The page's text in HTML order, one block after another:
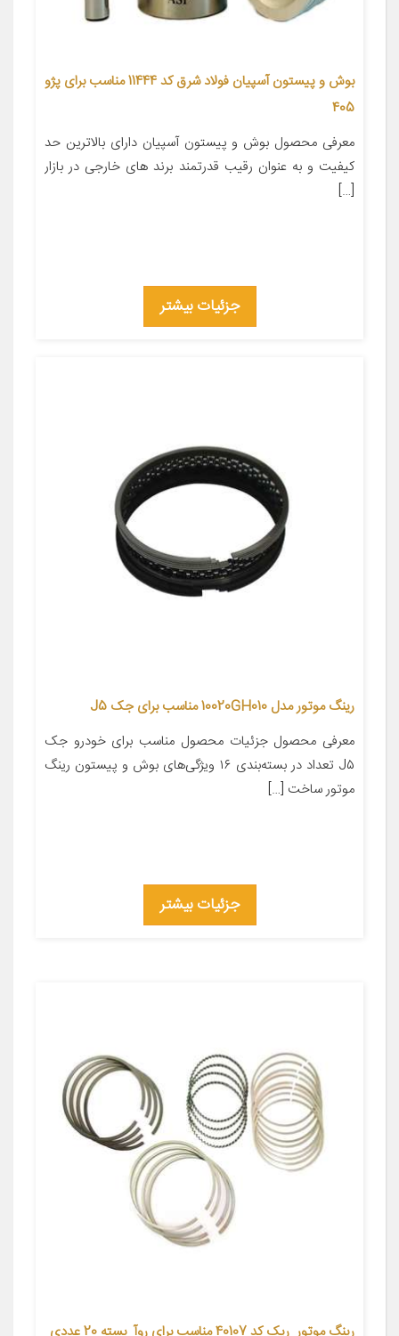
بوش و پیستون آسپیان فولاد شرق کد 11444 مناسب برای پژو
405
معرفی محصول بوش و پیستون آسپیان دارای بالاترین حد
کیفیت و به عنوان رقیب قدرتمند برند های خارجی در بازار
[…]
جزئیات بیشتر
رینگ موتور مدل 10020GH010 مناسب برای جک J5
معرفی محصول جزئیات محصول مناسب برای خودرو جک
J۵ تعداد در بسته‌بندی ۱۶ ویژگی‌های بوش و پیستون رینگ
موتور ساخت […]
جزئیات بیشتر